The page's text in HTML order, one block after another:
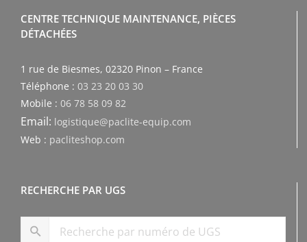
CENTRE TECHNIQUE MAINTENANCE, PIÈCES
DÉTACHÉES
1 rue de Biesmes, 02320 Pinon – France
Téléphone : 03 23 20 03 30
Mobile : 06 78 58 09 82
Email: logistique@paclite-equip.com
Web : pacliteshop.com
RECHERCHE PAR UGS